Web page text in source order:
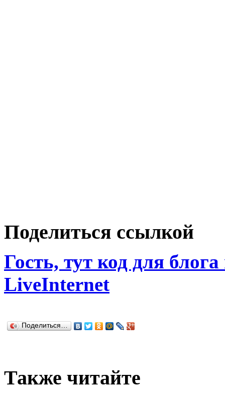
Поделиться ссылкой
Гость, тут код для
LiveInternet
Поделиться…
Также читайте